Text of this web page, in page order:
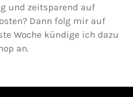
und zeitsparend auf
Dann folg mir auf
Woche kündige ich dazu
an.